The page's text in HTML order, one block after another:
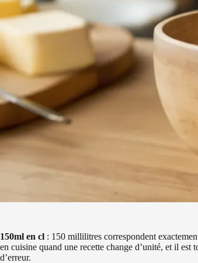
150ml en cl : 150 millilitres correspondent
en cuisine quand une recette change d’unité, et il
d’erreur.